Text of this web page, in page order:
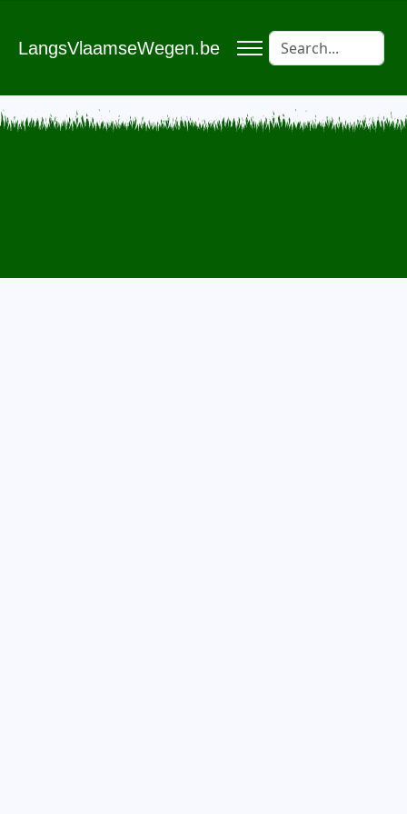
LangsVlaamseWegen.be